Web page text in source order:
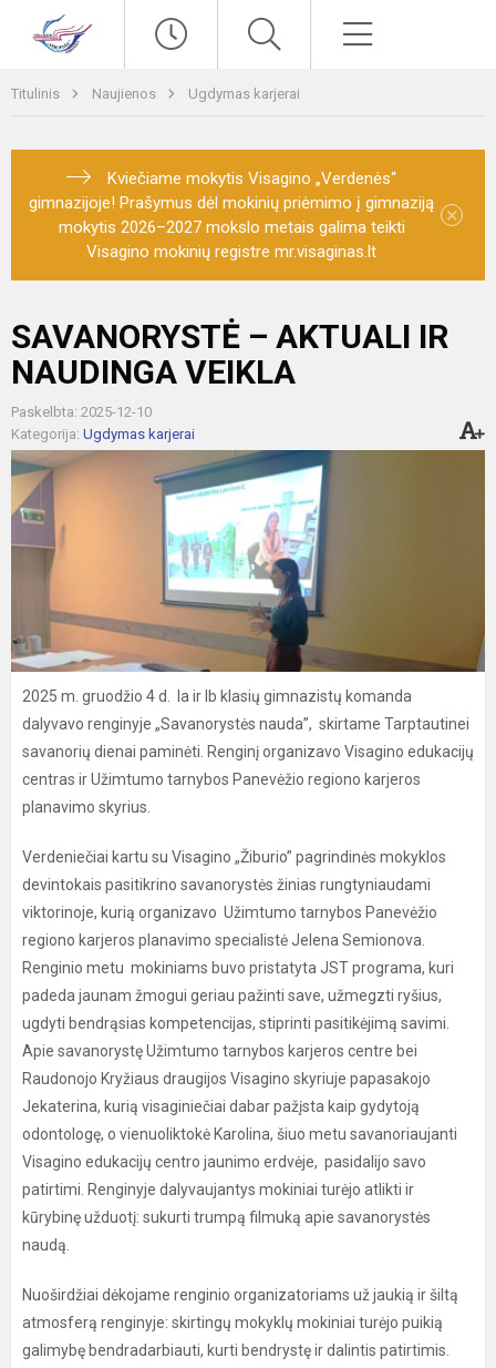
Titulinis Naujienos Ugdymas karjerai
Kviečiame mokytis Visagino „Verdenės“
gimnazijoje! Prašymus dėl mokinių priėmimo į gimnaziją
mokytis 2026–2027 mokslo metais galima teikti
Visagino mokinių registre mr.visaginas.lt
×
SAVANORYSTĖ – AKTUALI IR
NAUDINGA VEIKLA
Paskelbta: 2025-12-10
Kategorija: Ugdymas karjerai
2025 m. gruodžio 4 d. Ia ir Ib klasių gimnazistų komanda
dalyvavo renginyje „Savanorystės nauda”, skirtame Tarptautinei
savanorių dienai paminėti. Renginį organizavo Visagino edukacijų
centras ir Užimtumo tarnybos Panevėžio regiono karjeros
planavimo skyrius.
Verdeniečiai kartu su Visagino „Žiburio” pagrindinės mokyklos
devintokais pasitikrino savanorystės žinias rungtyniaudami
viktorinoje, kurią organizavo Užimtumo tarnybos Panevėžio
regiono karjeros planavimo specialistė Jelena Semionova.
Renginio metu mokiniams buvo pristatyta JST programa, kuri
padeda jaunam žmogui geriau pažinti save, užmegzti ryšius,
ugdyti bendrąsias kompetencijas, stiprinti pasitikėjimą savimi.
Apie savanorystę Užimtumo tarnybos karjeros centre bei
Raudonojo Kryžiaus draugijos Visagino skyriuje papasakojo
Jekaterina, kurią visaginiečiai dabar pažįsta kaip gydytoją
odontologę, o vienuoliktokė Karolina, šiuo metu savanoriaujanti
Visagino edukacijų centro jaunimo erdvėje, pasidalijo savo
patirtimi. Renginyje dalyvaujantys mokiniai turėjo atlikti ir
kūrybinę užduotį: sukurti trumpą filmuką apie savanorystės
naudą.
Nuoširdžiai dėkojame renginio organizatoriams už jaukią ir šiltą
atmosferą renginyje: skirtingų mokyklų mokiniai turėjo puikią
galimybę bendradarbiauti, kurti bendrystę ir dalintis patirtimis.